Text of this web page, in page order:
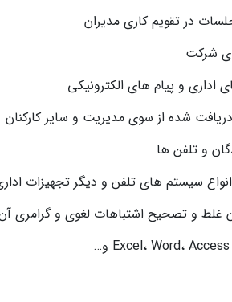
در تقویم کاری مدیران
شرکت
اداری و پیام های الکترونیکی
شده از سوی مدیریت و سایر کارکنان
و تلفن ها
سیستم های تلفن و دیگر تجهیزات
غلط و تصحیح اشتباهات لغوی و گرامری